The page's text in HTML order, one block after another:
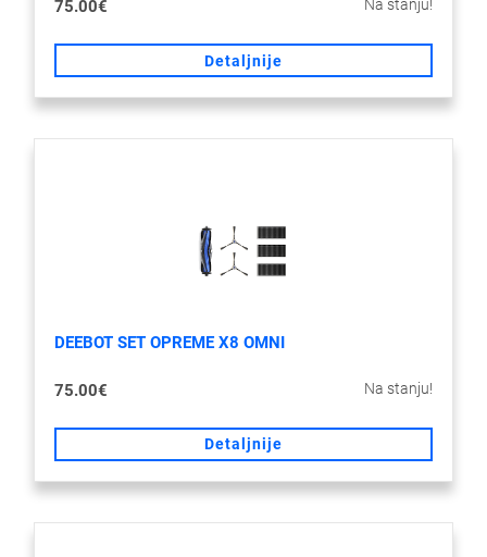
75.00€ Na stanju!
Detaljnije
DEEBOT SET OPREME X8 OMNI
75.00€ Na stanju!
Detaljnije